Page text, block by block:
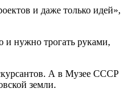
и даже только идей»,
нужно трогать руками,
А в Музее СССР
земли.